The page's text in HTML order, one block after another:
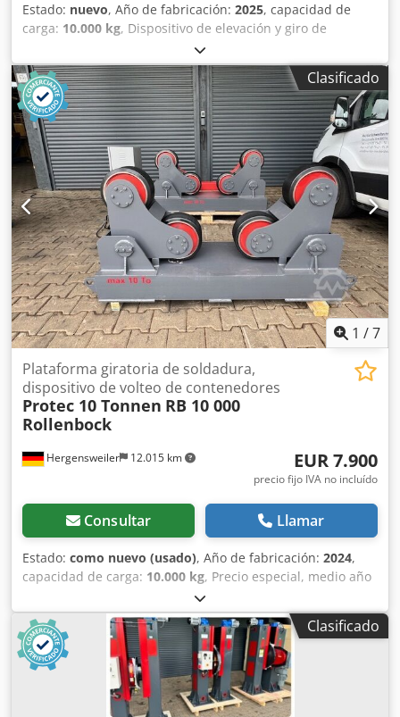
Estado: nuevo, Año de fabricación: 2025, capacidad de
carga: 10.000 kg, Dispositivo de elevación y giro de
columna con capacidad de carga de 10 toneladas,
disponible en conjunto o por separado 2 lados
motorizados Dwjdpfowtxxrsx Aklea La máquina se ofrece
como conjunto sincronizado o por separado Dispositivo
inversor/ posicionador Protec Syncrolift Columna doble,
mando a distancia inalámbrico y manual Ajuste de
columnas eléctricamente desplazable en ambos lados
Capacidad de carga de 10.000 kg, 360° de giro Altura de
trabajo mínima: 800 mm Altura de trabajo máxima: 1.700
mm Velocidad: 0,5 rpm Diámetro del plato de sujeción: 900
mm Accionamiento de giro: 2 x 2,2 kW Par de giro: 18.950
Nm La máquina también se ofrece por separado como
modelo Mono (más económico) Opcional con brida
articulada (brida cardán)
Clasificado
1 /7
Hergensweiler 12.015 km
Plataforma giratoria de soldadura,
dispositivo de volteo de contenedores
Protec 10 Tonnen RB 10 000
Rollenbock
EUR 7.900
precio fijo IVA no incluído
Consultar Llamar
Estado: como nuevo (usado), Año de fabricación: 2024,
capacidad de carga: 10.000 kg, Precio especial, medio año
de uso, como nuevo, con garantía Juego completo
autocentrante, doble accionamiento, síncrono con mando
a distancia manual, pantalla digital y pedal Diámetro de
300 mm a 3500 mm Rodillos motrices de diámetro 300 mm
Dimensiones: largo 1900 mm x ancho 470 mm x alto 390
mm Djdpfx Asw D Rhaeklewa Velocidad regulable de 200 a
1200 mm/min. Motor AC 380 V
Clasificado